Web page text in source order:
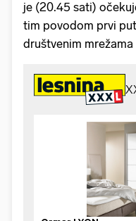
je (20.45 sati)
tim povodom prvi
društvenim